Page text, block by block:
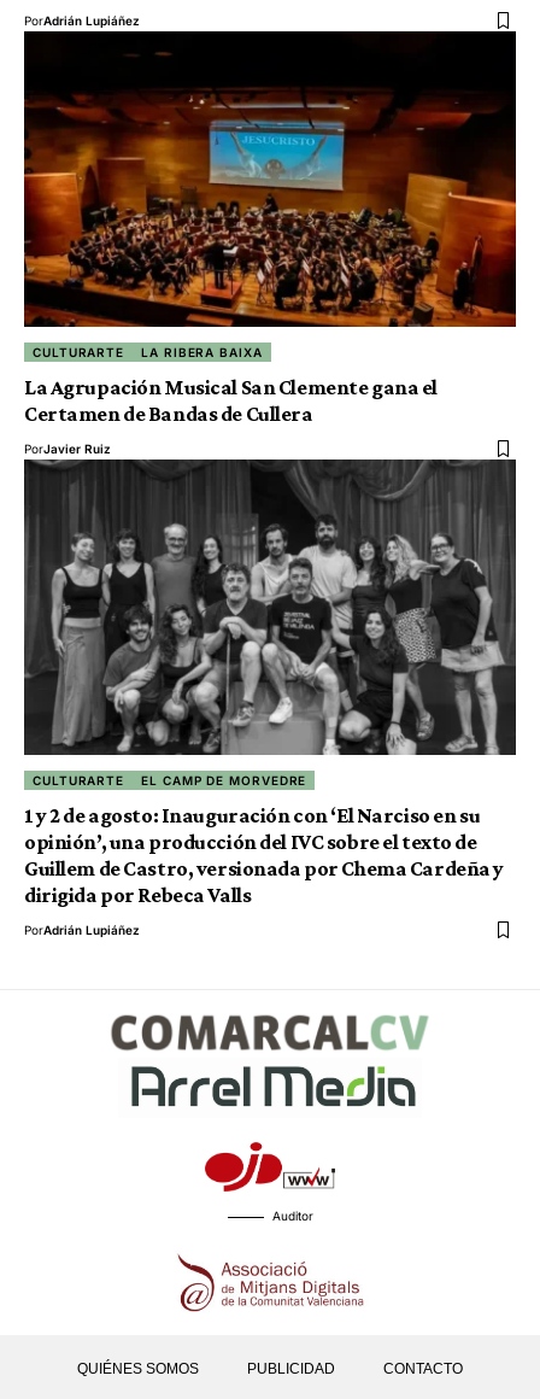
PorAdrián Lupiáñez
CULTURARTE LA RIBERA BAIXA
La Agrupación Musical San Clemente gana el
Certamen de Bandas de Cullera
PorJavier Ruiz
CULTURARTE EL CAMP DE MORVEDRE
1 y 2 de agosto: Inauguración con ‘El Narciso en su
opinión’, una producción del IVC sobre el texto de
Guillem de Castro, versionada por Chema Cardeña y
dirigida por Rebeca Valls
PorAdrián Lupiáñez
Auditor
QUIÉNES SOMOS PUBLICIDAD CONTACTO